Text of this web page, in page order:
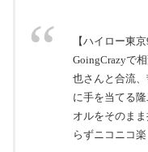
【ハイロー東京
GoingCrazyで
也さんと合流
に手を当てる
オルをそのま
らずニコニコ